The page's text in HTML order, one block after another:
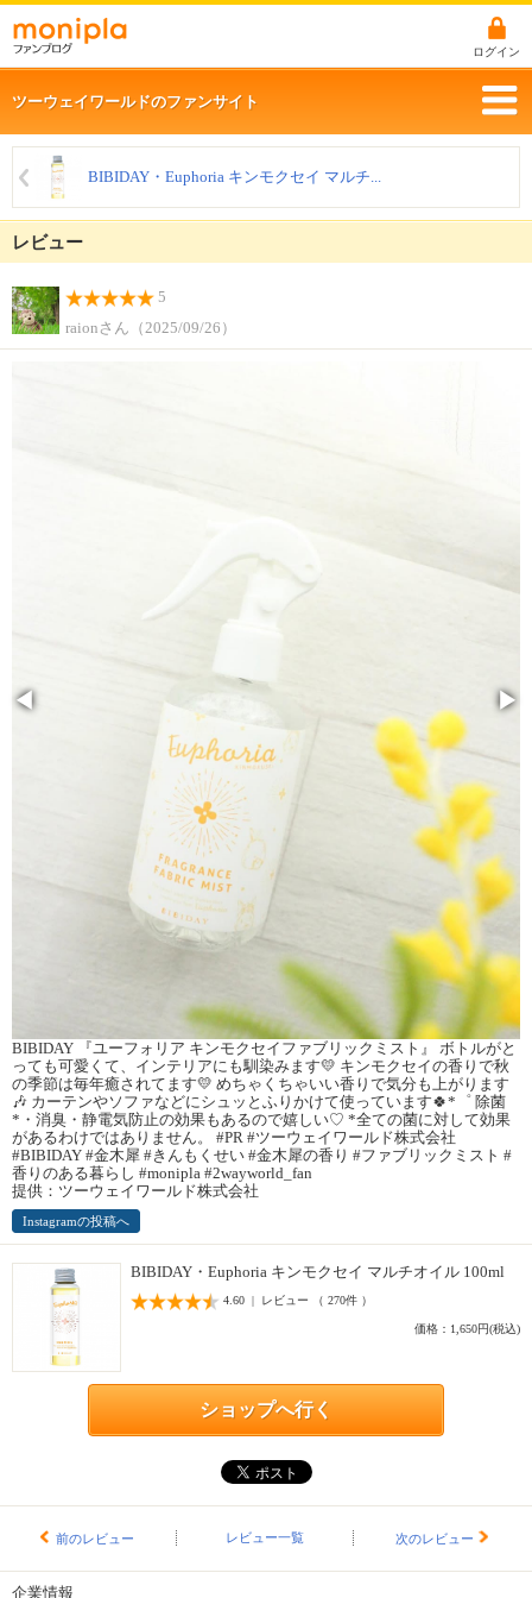
ログイン
ツーウェイワールドのファンサイト
BIBIDAY・Euphoria キンモクセイ マルチ...
レビュー
5
raionさん（2025/09/26）
◀ ▶
BIBIDAY 『ユーフォリア キンモクセイファブリックミスト』 ボトルがと
っても可愛くて、インテリアにも馴染みます💛 キンモクセイの香りで秋
の季節は毎年癒されてます💛 めちゃくちゃいい香りで気分も上がります
🎶 カーテンやソファなどにシュッとふりかけて使っています🍀*゜ 除菌
*・消臭・静電気防止の効果もあるので嬉しい♡ *全ての菌に対して効果
があるわけではありません。 #PR #ツーウェイワールド株式会社
#BIBIDAY #金木犀 #きんもくせい #金木犀の香り #ファブリックミスト #
香りのある暮らし #monipla #2wayworld_fan
提供：ツーウェイワールド株式会社
Instagramの投稿へ
BIBIDAY・Euphoria キンモクセイ マルチオイル 100ml
4.60 | レビュー （ 270件 ）
価格：1,650円(税込)
ショップへ行く
前のレビュー レビュー一覧 次のレビュー
企業情報